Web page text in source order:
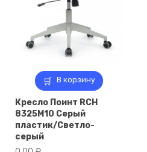
В корзину
Кресло Поинт RCH
8325M10 Серый
пластик/Светло-
серый